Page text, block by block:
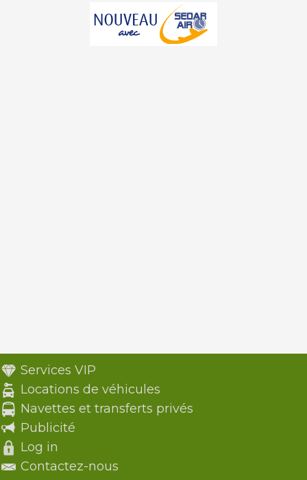
Services VIP
Locations de véhicules
Navettes et transferts privés
Publicité
Log in
Contactez-nous